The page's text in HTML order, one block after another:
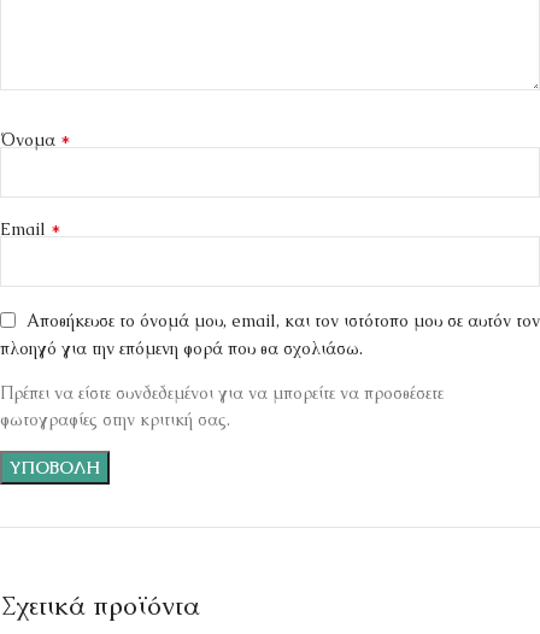
Όνομα *
Email *
Αποθήκευσε το όνομά μου, email, και τον ιστότοπο μου σε αυτόν τον
πλοηγό για την επόμενη φορά που θα σχολιάσω.
Πρέπει να είστε συνδεδεμένοι για να μπορείτε να προσθέσετε
φωτογραφίες στην κριτική σας.
Σχετικά προϊόντα